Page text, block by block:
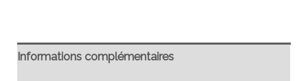
Informations complémentaires